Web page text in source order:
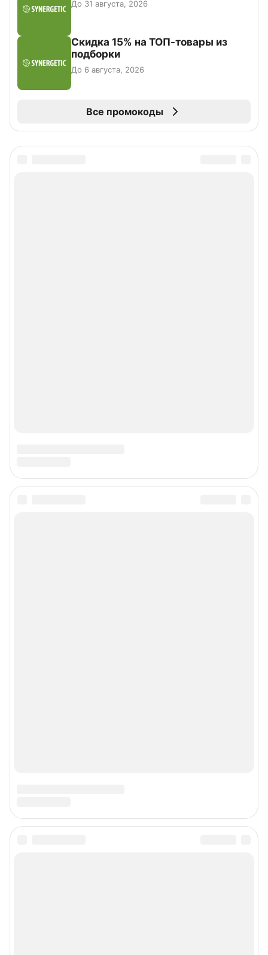
До 31 августа, 2026
Скидка 15% на ТОП-товары из
подборки
До 6 августа, 2026
Все промокоды